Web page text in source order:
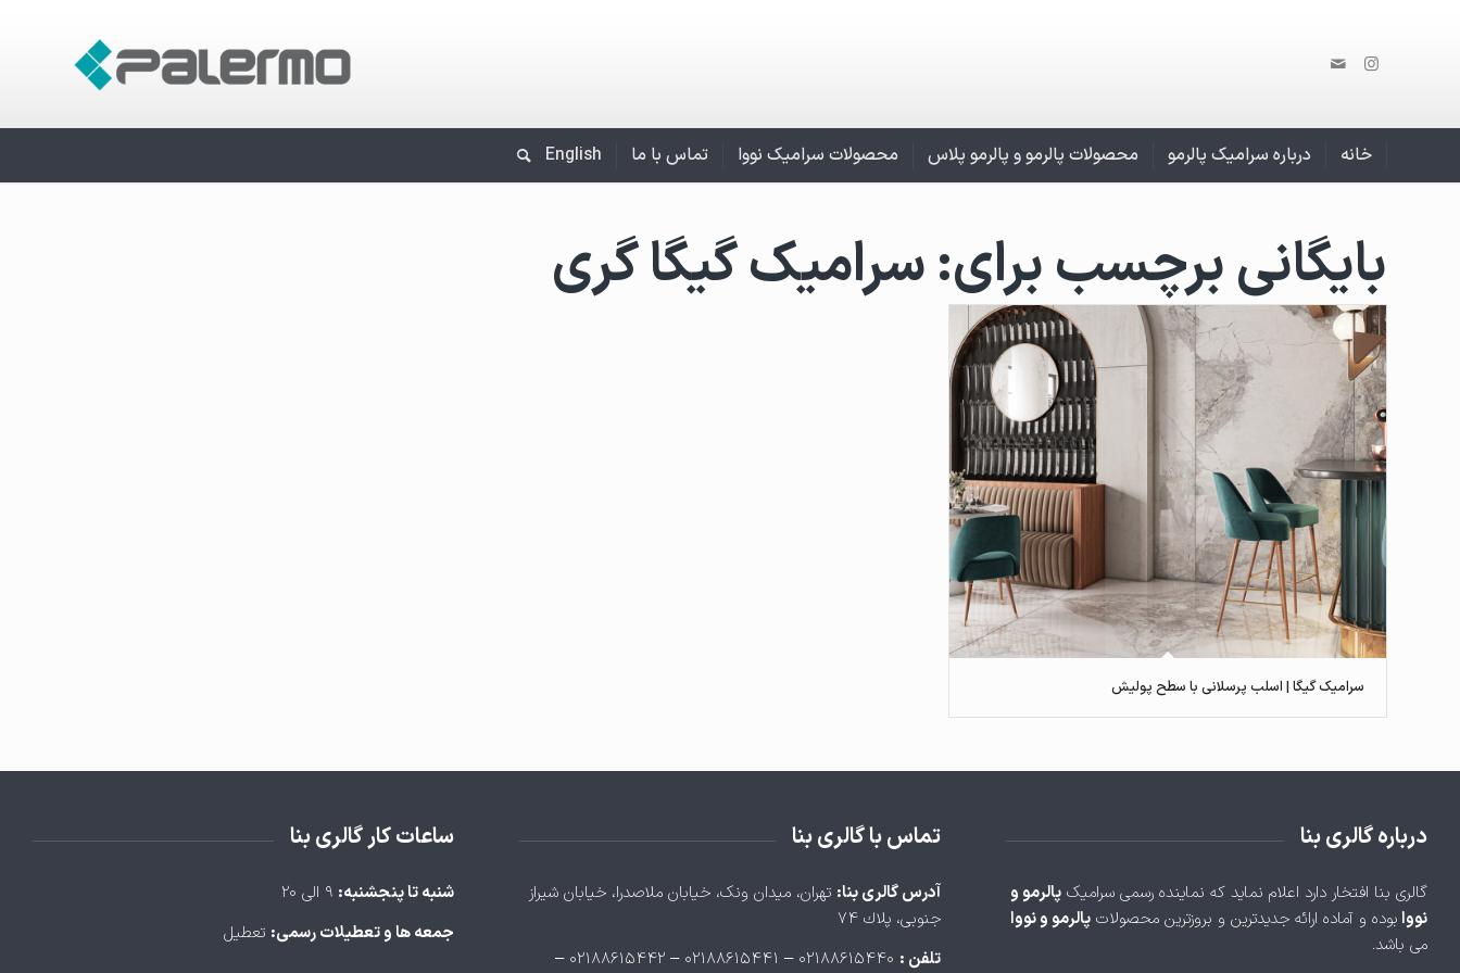
خانه درباره سرامیک پالرمو محصولات پالرمو و پالرمو پلاس محصولات سرامیک نووا تماس با ما English
بایگانی برچسب برای:سرامیک گیگا گری
سرامیک گیگا | اسلب پرسلانی با سطح پولیش
درباره گالری بنا
گالری بنا افتخار دارد اعلام نماید که نماینده رسمی سرامیک پالرمو و
نووابوده و آماده ارائه جدیدترین و بروزترین محصولات پالرمو و نووا
می باشد.
تماس با گالری بنا
آدرس گالری بنا: تهران، ميدان ونک، خيابان ملاصدرا، خيابان شيراز
جنوبی، پلاك ۷۴
تلفن :
۰۲۱۸۸۶۱۵۴۴۰ – ۰۲۱۸۸۶۱۵۴۴۱ – ۰۲۱۸۸۶۱۵۴۴۲ –
ساعات کار گالری بنا
شنبه تا پنجشنبه:
جمعه ها و تعطیلات رسمی: تعطیل